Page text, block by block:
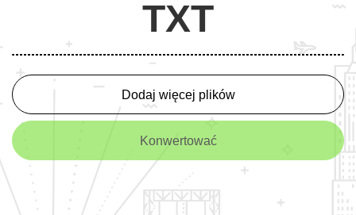
TXT
Dodaj więcej plików
Konwertować